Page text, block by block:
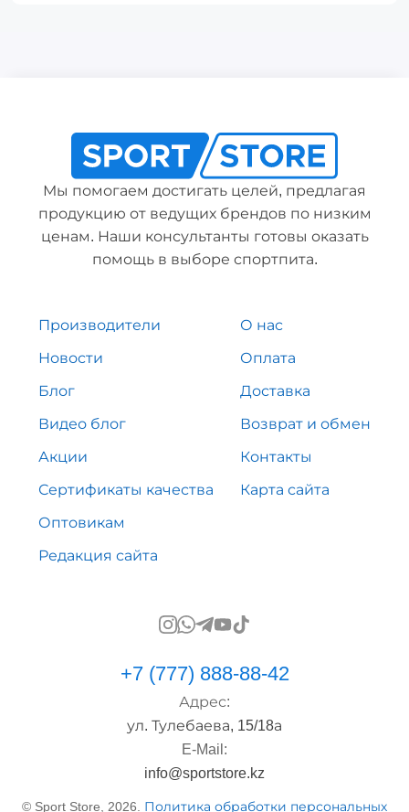
Мы помогаем достигать целей, предлагая
продукцию от ведущих брендов по низким
ценам. Наши консультанты готовы оказать
помощь в выборе спортпита.
Производители
Новости
Блог
Видео блог
Акции
Сертификаты качества
Оптовикам
Редакция сайта
О нас
Оплата
Доставка
Возврат и обмен
Контакты
Карта сайта
+7 (777) 888-88-42
Адрес:
ул. Тулебаева, 15/18а
E-Mail:
info@sportstore.kz
© Sport Store, 2026. Политика обработки персональных